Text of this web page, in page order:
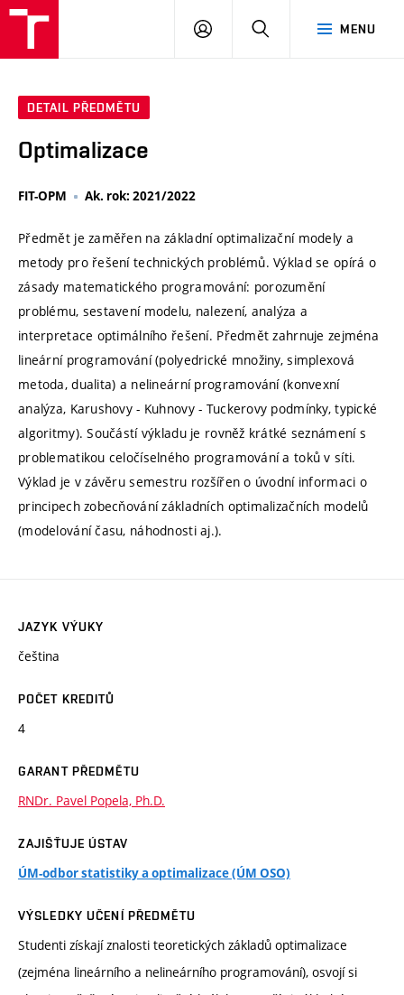
MENU
PŘIHLÁSIT
DETAIL PŘEDMĚTU
Optimalizace
FIT-OPM Ak. rok: 2021/2022
Předmět je zaměřen na základní optimalizační modely a
metody pro řešení technických problémů. Výklad se opírá o
zásady matematického programování: porozumění
problému, sestavení modelu, nalezení, analýza a
interpretace optimálního řešení. Předmět zahrnuje zejména
lineární programování (polyedrické množiny, simplexová
metoda, dualita) a nelineární programování (konvexní
analýza, Karushovy - Kuhnovy - Tuckerovy podmínky, typické
algoritmy). Součástí výkladu je rovněž krátké seznámení s
problematikou celočíselného programování a toků v síti.
Výklad je v závěru semestru rozšířen o úvodní informaci o
principech zobecňování základních optimalizačních modelů
(modelování času, náhodnosti aj.).
JAZYK VÝUKY
čeština
POČET KREDITŮ
4
GARANT PŘEDMĚTU
RNDr. Pavel Popela, Ph.D.
ZAJIŠŤUJE ÚSTAV
ÚM-odbor statistiky a optimalizace (ÚM OSO)
VÝSLEDKY UČENÍ PŘEDMĚTU
Studenti získají znalosti teoretických základů optimalizace
(zejména lineárního a nelineárního programování), osvojí si